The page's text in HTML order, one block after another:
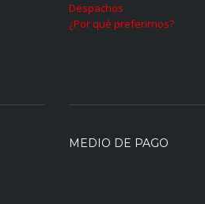
Despachos
¿Por qué preferirnos?
MEDIO DE PAGO